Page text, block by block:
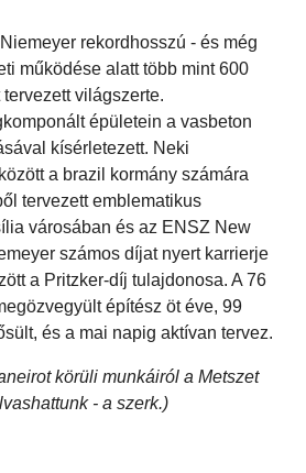
rekordhosszú - és még
működése alatt több mint 600
világszerte.
épületein a vasbeton
kísérletezett. Neki
a brazil kormány számára
tervezett emblematikus
városában és az ENSZ New
számos díjat nyert karrierje
a Pritzker-díj tulajdonosa. A 76
építész öt éve, 99
és a mai napig aktívan tervez.
körüli munkáiról a Metszet
- a szerk.)